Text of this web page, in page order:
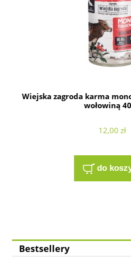
Wiejska zagroda karma
wołowiną
12,00 zł
do
Bestsellery